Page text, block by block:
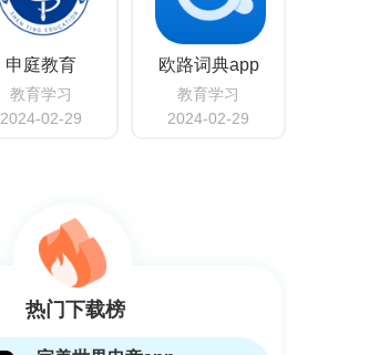
申庭教育
教育学习
2024-02-29
欧路词典app
教育学习
2024-02-29
热门下载榜